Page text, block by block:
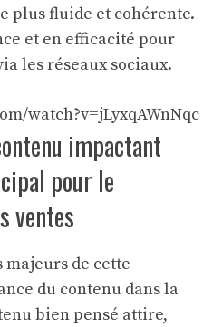
plus fluide et cohérente.
et en efficacité pour
les réseaux sociaux.
watch?v=jLyxqAWnNqc
impactant
pour le
ventes
majeurs de cette
du contenu dans la
bien pensé attire,